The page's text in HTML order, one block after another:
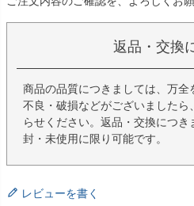
返品・交換
商品の品質につきましては、万
不良・破損などがございました
らせください。返品・交換につ
封・未使用に限り可能です。
レビューを書く